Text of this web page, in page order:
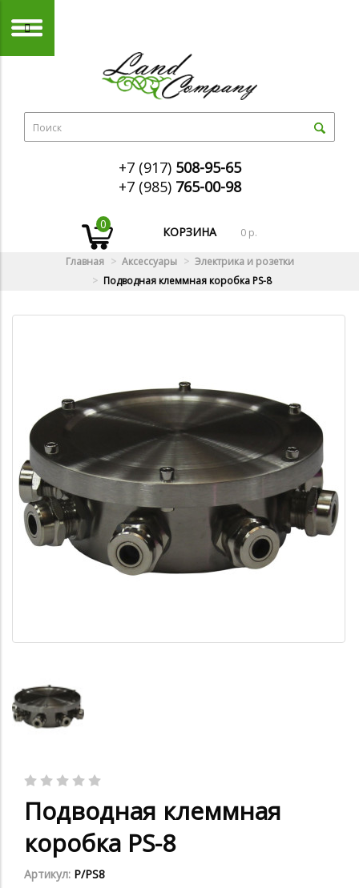
+7 (917) 508-95-65
+7 (985) 765-00-98
0
КОРЗИНА 0 р.
Главная Аксессуары
Электрика и розетки
Подводная клеммная коробка PS-8
Подводная клеммная
коробка PS-8
Артикул: P/PS8